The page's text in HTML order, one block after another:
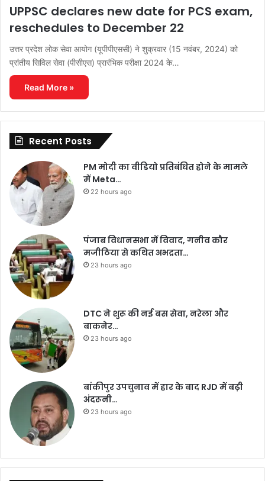
UPPSC declares new date for PCS exam,
reschedules to December 22
उत्तर प्रदेश लोक सेवा आयोग (यूपीपीएससी) ने शुक्रवार (15 नवंबर, 2024) को
प्रांतीय सिविल सेवा (पीसीएस) प्रारंभिक परीक्षा 2024 के…
Read More »
Recent Posts
PM मोदी का वीडियो प्रतिबंधित होने के मामले
में Meta…
22 hours ago
पंजाब विधानसभा में विवाद, गनीव कौर
मजीठिया से कथित अभद्रता…
23 hours ago
DTC ने शुरू की नई बस सेवा, नरेला और
बाकनेर…
23 hours ago
बांकीपुर उपचुनाव में हार के बाद RJD में बढ़ी
अंदरूनी…
23 hours ago